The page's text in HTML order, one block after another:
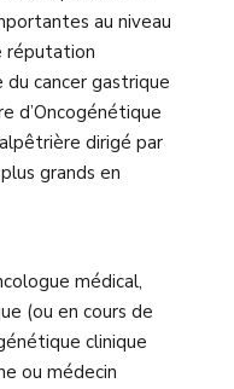
au niveau
réputation
cancer gastrique
d’Oncogénétique
dirigé par
grands en
médical,
(ou en cours de
clinique
ou médecin